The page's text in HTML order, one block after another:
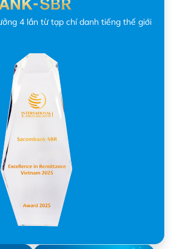
4 lần từ tạp chí danh tiếng thế giới